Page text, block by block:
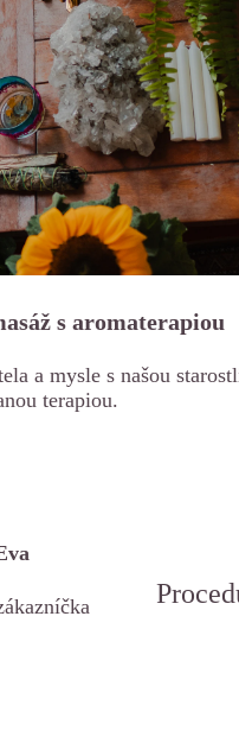
s aromaterapiou
a mysle s našou
terapiou.